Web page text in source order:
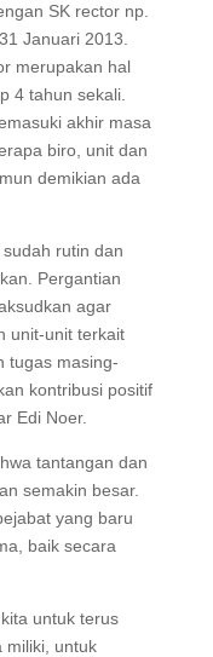
SK rector np.
Januari 2013.
merupakan hal
4 tahun sekali.
akhir masa
biro, unit dan
demikian ada
rutin dan
Pergantian
agar
unit-unit terkait
tugas masing-
kontribusi positif
Edi Noer.
tantangan dan
semakin besar.
yang baru
baik secara
untuk terus
miliki, untuk